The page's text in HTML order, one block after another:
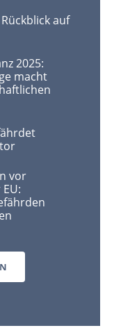
auf
2025:
macht
vor